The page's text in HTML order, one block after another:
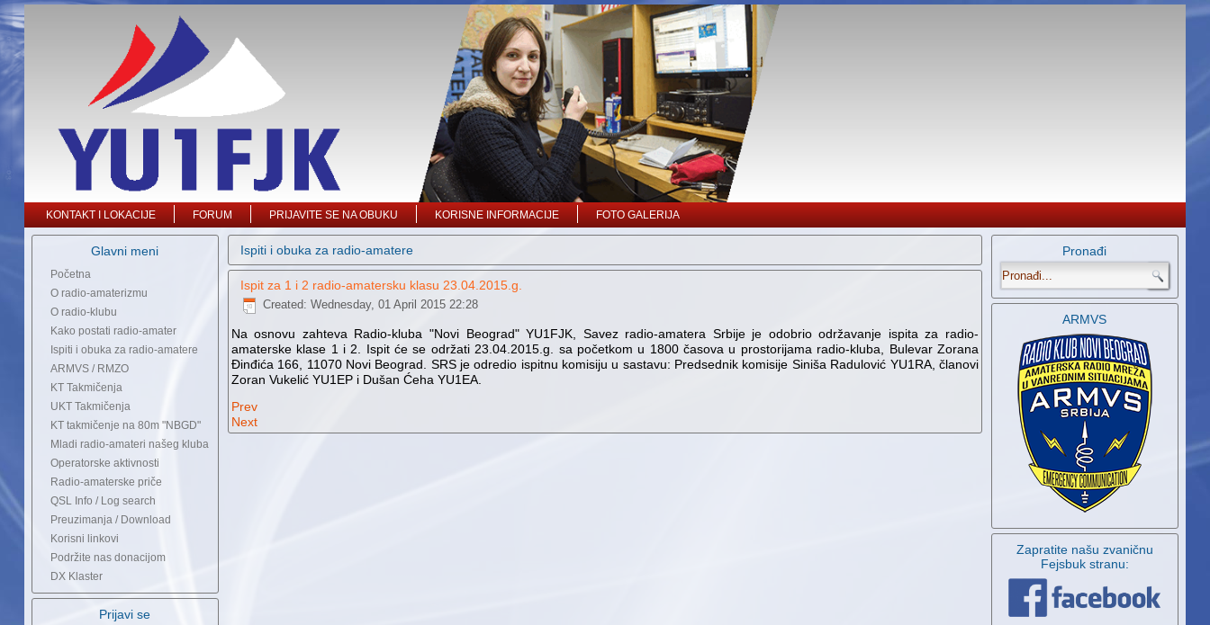
KONTAKT I LOKACIJE FORUM PRIJAVITE SE NA OBUKU KORISNE INFORMACIJE FOTO GALERIJA
Glavni meni
Početna
O radio-amaterizmu
O radio-klubu
Kako postati radio-amater
Ispiti i obuka za radio-amatere
ARMVS / RMZO
KT Takmičenja
UKT Takmičenja
KT takmičenje na 80m "NBGD"
Mladi radio-amateri našeg kluba
Operatorske aktivnosti
Radio-amaterske priče
QSL Info / Log search
Preuzimanja / Download
Korisni linkovi
Podržite nas donacijom
DX Klaster
Prijavi se
Ispiti i obuka za radio-amatere
Ispit za 1 i 2 radio-amatersku klasu 23.04.2015.g.
Created: Wednesday, 01 April 2015 22:28
Na osnovu zahteva Radio-kluba "Novi Beograd" YU1FJK, Savez radio-amatera Srbije je odobrio održavanje ispita za radio-
amaterske klase 1 i 2. Ispit će se održati 23.04.2015.g. sa početkom u 1800 časova u prostorijama radio-kluba, Bulevar Zorana
Đinđića 166, 11070 Novi Beograd. SRS je odredio ispitnu komisiju u sastavu: Predsednik komisije Siniša Radulović YU1RA, članovi
Zoran Vukelić YU1EP i Dušan Ćeha YU1EA.
Prev
Next
Pronađi
.
ARMVS
Zapratite našu zvaničnu
Fejsbuk stranu: